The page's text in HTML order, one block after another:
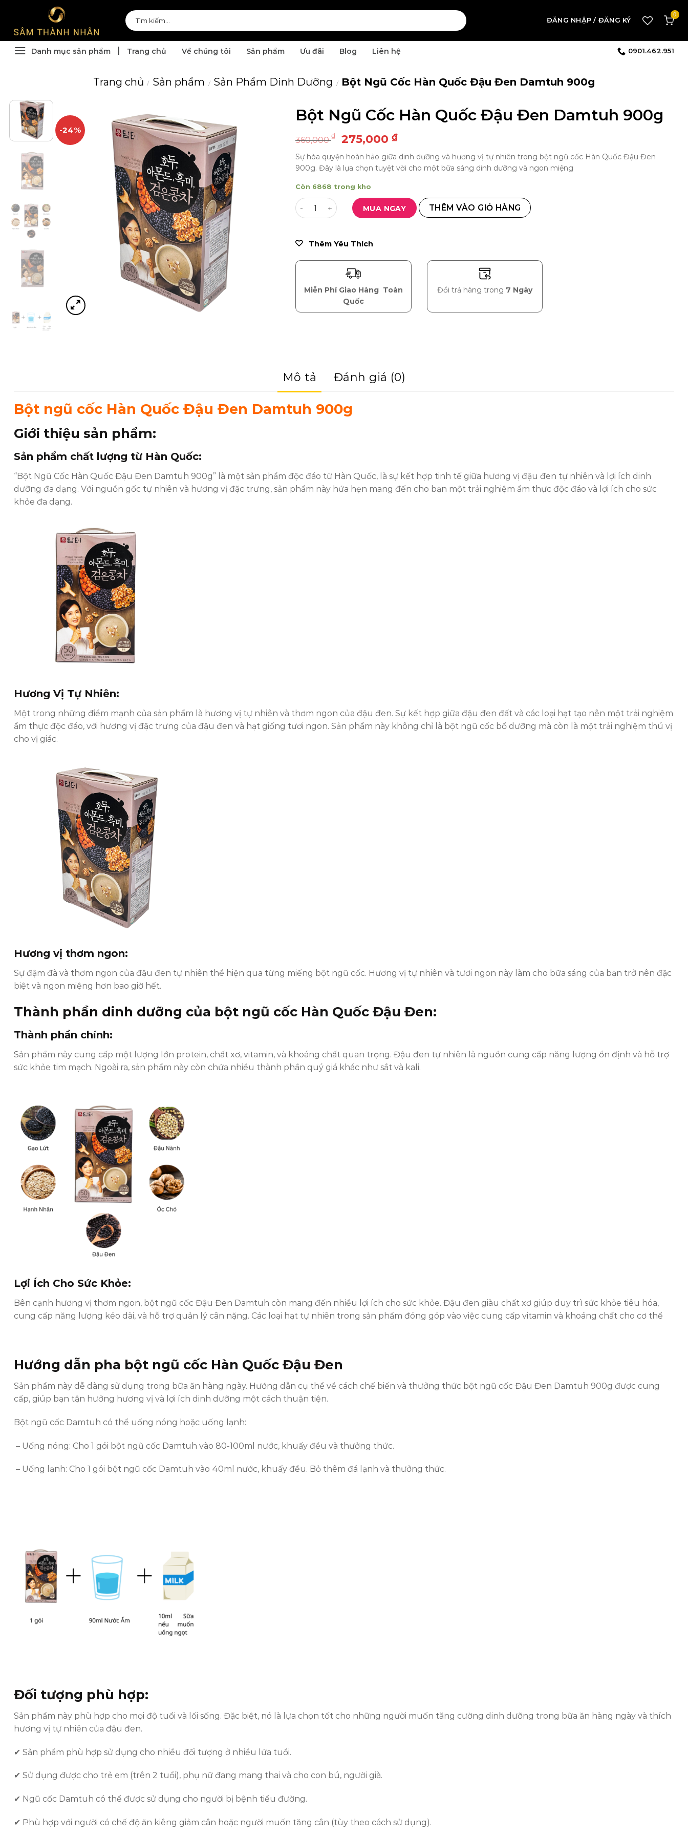
content
Tìm
kiếm:
ĐĂNG NHẬP / ĐĂNG KÝ
0
Danh mục sản phẩm Trang chủ Về chúng tôi Sản phẩm Ưu đãi Blog Liên hệ 0901.462.951
Trang chủ / Sản phẩm / Sản Phẩm Dinh Dưỡng / Bột Ngũ Cốc Hàn Quốc Đậu Đen Damtuh 900g
-24%
Bột Ngũ Cốc Hàn Quốc Đậu Đen Damtuh 900g
360,000₫
Giá
gốc
là:
360,000 ₫.
275,000 ₫Giá
hiện
tại
là:
Sự hòa quyện hoàn hảo giữa dinh dưỡng và hương vị tự nhiên trong bột ngũ cốc Hàn Quốc Đậu Đen
900g. Đây là lựa chọn tuyệt vời cho một bữa sáng dinh dưỡng và ngon miệng
Còn 6868 trong kho
Bột Ngũ Cốc Hàn Quốc Đậu Đen Damtuh 900g số lượng
MUA NGAY THÊM VÀO GIỎ HÀNG
Thêm Yêu Thích
Miễn Phí Giao Hàng Toàn
Quốc
Đổi trả hàng trong 7 Ngày
Mô tả Đánh giá (0)
Bột ngũ cốc Hàn Quốc Đậu Đen Damtuh 900g
Giới thiệu sản phẩm:
Sản phẩm chất lượng từ Hàn Quốc:
“Bột Ngũ Cốc Hàn Quốc Đậu Đen Damtuh 900g” là một sản phẩm độc đáo từ Hàn Quốc, là sự kết hợp tinh tế giữa hương vị đậu đen tự nhiên và lợi ích dinh
dưỡng đa dạng. Với nguồn gốc tự nhiên và hương vị đặc trưng, sản phẩm này hứa hẹn mang đến cho bạn một trải nghiệm ẩm thực độc đáo và lợi ích cho sức
khỏe đa dạng.
Hương Vị Tự Nhiên:
Một trong những điểm mạnh của sản phẩm là hương vị tự nhiên và thơm ngon của đậu đen. Sự kết hợp giữa đậu đen đất và các loại hạt tạo nên một trải nghiệm
ẩm thực độc đáo, với hương vị đặc trưng của đậu đen và hạt giống tươi ngon. Sản phẩm này không chỉ là bột ngũ cốc bổ dưỡng mà còn là một trải nghiệm thú vị
cho vị giác.
Hương vị thơm ngon:
Sự đậm đà và thơm ngon của đậu đen tự nhiên thể hiện qua từng miếng bột ngũ cốc. Hương vị tự nhiên và tươi ngon này làm cho bữa sáng của bạn trở nên đặc
biệt và ngon miệng hơn bao giờ hết.
Thành phần dinh dưỡng của bột ngũ cốc Hàn Quốc Đậu Đen:
Thành phần chính:
Sản phẩm này cung cấp một lượng lớn protein, chất xơ, vitamin, và khoáng chất quan trọng. Đậu đen tự nhiên là nguồn cung cấp năng lượng ổn định và hỗ trợ
sức khỏe tim mạch. Ngoài ra, sản phẩm này còn chứa nhiều thành phần quý giá khác như sắt và kali.
Lợi Ích Cho Sức Khỏe:
Bên cạnh hương vị thơm ngon, bột ngũ cốc Đậu Đen Damtuh còn mang đến nhiều lợi ích cho sức khỏe. Đậu đen giàu chất xơ giúp duy trì sức khỏe tiêu hóa,
cung cấp năng lượng kéo dài, và hỗ trợ quản lý cân nặng. Các loại hạt tự nhiên trong sản phẩm đóng góp vào việc cung cấp vitamin và khoáng chất cho cơ thể
Hướng dẫn pha bột ngũ cốc Hàn Quốc Đậu Đen
Sản phẩm này dễ dàng sử dụng trong bữa ăn hàng ngày. Hướng dẫn cụ thể về cách chế biến và thưởng thức bột ngũ cốc Đậu Đen Damtuh 900g được cung
cấp, giúp bạn tận hưởng hương vị và lợi ích dinh dưỡng một cách thuận tiện.
Bột ngũ cốc Damtuh có thể uống nóng hoặc uống lạnh:
– Uống nóng: Cho 1 gói bột ngũ cốc Damtuh vào 80-100ml nước, khuấy đều và thưởng thức.
– Uống lạnh: Cho 1 gói bột ngũ cốc Damtuh vào 40ml nước, khuấy đều. Bỏ thêm đá lạnh và thưởng thức.
Đối tượng phù hợp:
Sản phẩm này phù hợp cho mọi độ tuổi và lối sống. Đặc biệt, nó là lựa chọn tốt cho những người muốn tăng cường dinh dưỡng trong bữa ăn hàng ngày và thích
hương vị tự nhiên của đậu đen.
✔ Sản phẩm phù hợp sử dụng cho nhiều đối tượng ở nhiều lứa tuổi.
✔ Sử dụng được cho trẻ em (trên 2 tuổi), phụ nữ đang mang thai và cho con bú, người già.
✔ Ngũ cốc Damtuh có thể được sử dụng cho người bị bệnh tiểu đường.
✔ Phù hợp với người có chế độ ăn kiêng giảm cân hoặc người muốn tăng cân (tùy theo cách sử dụng).